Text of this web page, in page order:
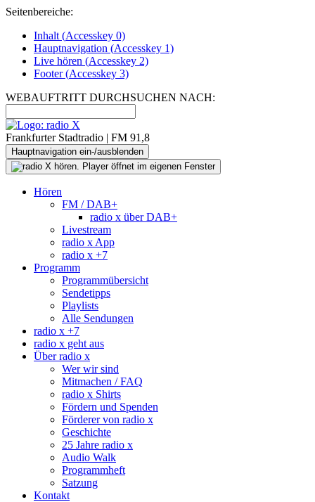
Seitenbereiche:
Inhalt (Accesskey 0)
Hauptnavigation (Accesskey 1)
Live hören (Accesskey 2)
Footer(Accesskey 3)
WEBAUFTRITT DURCHSUCHEN NACH:
Frankfurter Stadtradio | FM 91,8
Hauptnavigation ein-/ausblenden
Hören
FM / DAB+
radio x über DAB+
Livestream
radio x App
radio x +7
Programm
Programmübersicht
Sendetipps
Playlists
Alle Sendungen
radio x +7
radio x geht aus
Über radio x
Wer wir sind
Mitmachen / FAQ
radio x Shirts
Fördern und Spenden
Förderer von radio x
Geschichte
25 Jahre radio x
Audio Walk
Programmheft
Satzung
Kontakt